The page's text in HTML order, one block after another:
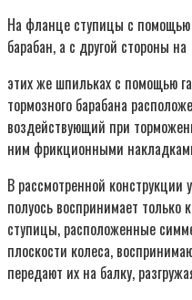
На фланце ступицы с
барабан, а с другой стороны на
этих же шпильках с помощью
тормозного барабана
воздействующий при
ним фрикционными
В рассмотренной конструкции
полуось воспринимает
ступицы, расположенные
плоскости колеса,
передают их на балку,